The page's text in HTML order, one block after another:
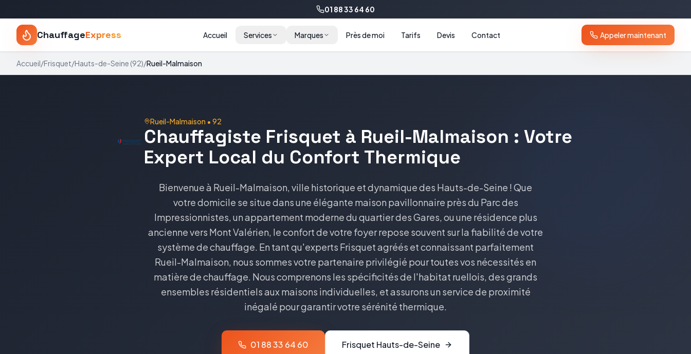
01 88 33 64 60
ChauffageExpress Accueil Services Marques Près de moi Tarifs Devis Contact Appeler maintenant
Accueil/Frisquet/Hauts-de-Seine (92)/Rueil-Malmaison
Rueil-Malmaison • 92
Chauffagiste Frisquet à Rueil-Malmaison : Votre
Expert Local du Confort Thermique
Bienvenue à Rueil-Malmaison, ville historique et dynamique des Hauts-de-Seine ! Que
votre domicile se situe dans une élégante maison pavillonnaire près du Parc des
Impressionnistes, un appartement moderne du quartier des Gares, ou une résidence plus
ancienne vers Mont Valérien, le confort de votre foyer repose souvent sur la fiabilité de votre
système de chauffage. En tant qu'experts Frisquet agréés et connaissant parfaitement
Rueil-Malmaison, nous sommes votre partenaire privilégié pour toutes vos nécessités en
matière de chauffage. Nous comprenons les spécificités de l'habitat ruellois, des grands
ensembles résidentiels aux maisons individuelles, et assurons un service de proximité
inégalé pour garantir votre sérénité thermique.
01 88 33 64 60 Frisquet Hauts-de-Seine